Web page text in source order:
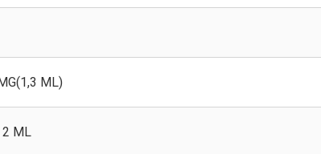
ML)
2 ML